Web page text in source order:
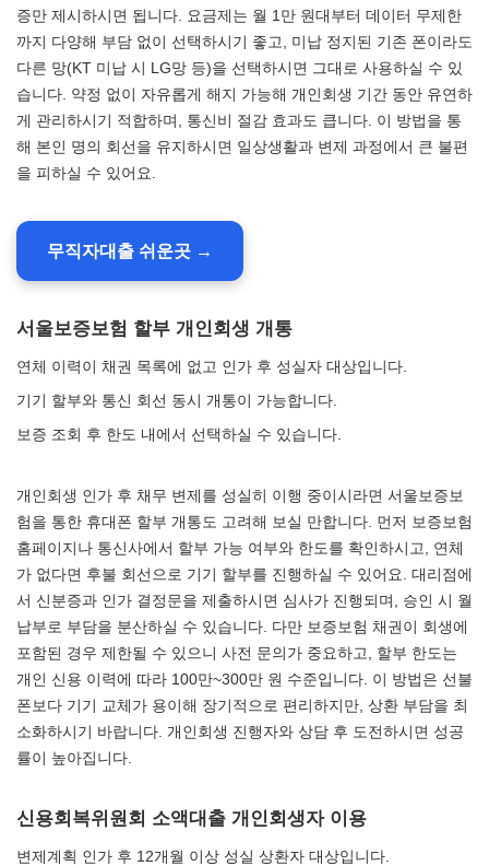
증만 제시하시면 됩니다. 요금제는 월 1만 원대부터 데이터 무제한
까지 다양해 부담 없이 선택하시기 좋고, 미납 정지된 기존 폰이라도
다른 망(KT 미납 시 LG망 등)을 선택하시면 그대로 사용하실 수 있
습니다. 약정 없이 자유롭게 해지 가능해 개인회생 기간 동안 유연하
게 관리하시기 적합하며, 통신비 절감 효과도 큽니다. 이 방법을 통
해 본인 명의 회선을 유지하시면 일상생활과 변제 과정에서 큰 불편
을 피하실 수 있어요.
무직자대출 쉬운곳 →
서울보증보험 할부 개인회생 개통
연체 이력이 채권 목록에 없고 인가 후 성실자 대상입니다.
기기 할부와 통신 회선 동시 개통이 가능합니다.
보증 조회 후 한도 내에서 선택하실 수 있습니다.
개인회생 인가 후 채무 변제를 성실히 이행 중이시라면 서울보증보
험을 통한 휴대폰 할부 개통도 고려해 보실 만합니다. 먼저 보증보험
홈페이지나 통신사에서 할부 가능 여부와 한도를 확인하시고, 연체
가 없다면 후불 회선으로 기기 할부를 진행하실 수 있어요. 대리점에
서 신분증과 인가 결정문을 제출하시면 심사가 진행되며, 승인 시 월
납부로 부담을 분산하실 수 있습니다. 다만 보증보험 채권이 회생에
포함된 경우 제한될 수 있으니 사전 문의가 중요하고, 할부 한도는
개인 신용 이력에 따라 100만~300만 원 수준입니다. 이 방법은 선불
폰보다 기기 교체가 용이해 장기적으로 편리하지만, 상환 부담을 최
소화하시기 바랍니다. 개인회생 진행자와 상담 후 도전하시면 성공
률이 높아집니다.
신용회복위원회 소액대출 개인회생자 이용
변제계획 인가 후 12개월 이상 성실 상환자 대상입니다.